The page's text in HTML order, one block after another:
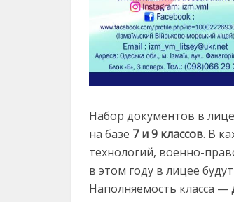
Набор документов в
на базе 7 и 9 классов. В
технологий, военно-
в этом году в лицее
Наполняемость класса —